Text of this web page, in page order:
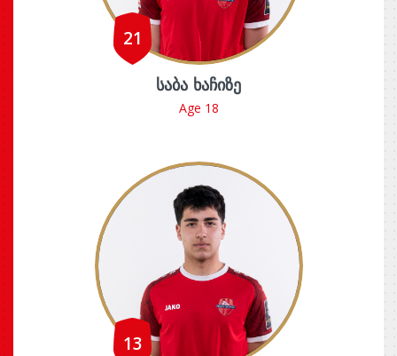
21
ᲡᲐᲑᲐ ᲮᲐᲩᲘᲖᲔ
Age 18
13